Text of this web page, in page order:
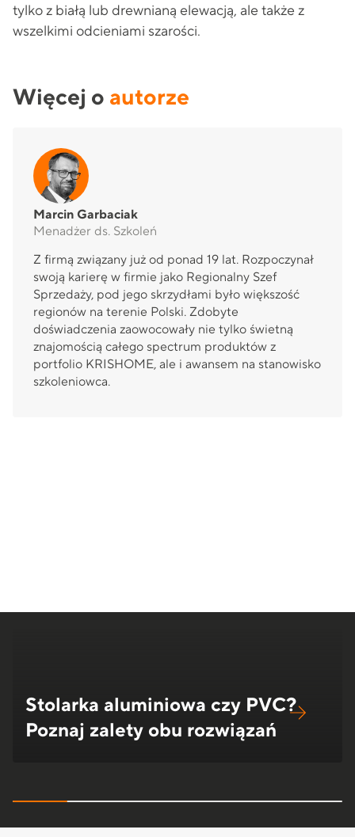
tylko z białą lub drewnianą elewacją, ale także z
wszelkimi odcieniami szarości.
Więcej o autorze
Marcin Garbaciak
Menadżer ds. Szkoleń
Z firmą związany już od ponad 19 lat. Rozpoczynał
swoją karierę w firmie jako Regionalny Szef
Sprzedaży, pod jego skrzydłami było większość
regionów na terenie Polski. Zdobyte
doświadczenia zaowocowały nie tylko świetną
znajomością całego spectrum produktów z
portfolio KRISHOME, ale i awansem na stanowisko
szkoleniowca.
Stolarka aluminiowa czy PVC?
Poznaj zalety obu rozwiązań